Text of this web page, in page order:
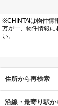
※CHINTAIは物件情
万が一、物件情報に
い。
住所から再検索
沿線・最寄り駅か